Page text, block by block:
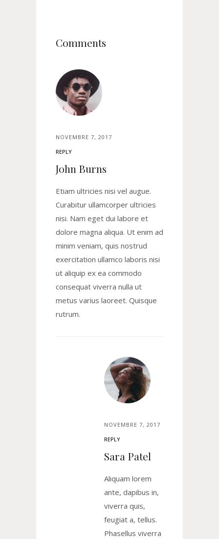
Comments
NOVEMBRE 7, 2017
REPLY
John Burns
Etiam ultricies nisi vel augue.
Curabitur ullamcorper ultricies
nisi. Nam eget dui labore et
dolore magna aliqua. Ut enim ad
minim veniam, quis nostrud
exercitation ullamco laboris nisi
ut aliquip ex ea commodo
consequat viverra nulla ut
metus varius laoreet. Quisque
rutrum.
NOVEMBRE 7, 2017
REPLY
Sara Patel
Aliquam lorem
ante, dapibus in,
viverra quis,
feugiat a, tellus.
Phasellus viverra